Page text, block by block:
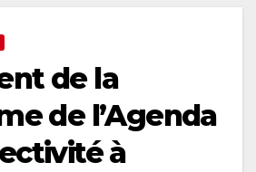
de la
de l’Agenda
à